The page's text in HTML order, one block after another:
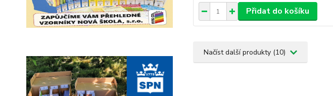
Přidat do košíku
Načíst další produkty (10)